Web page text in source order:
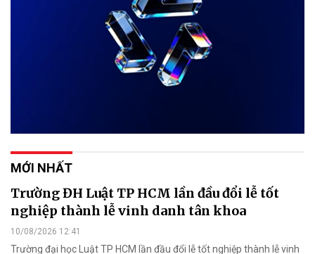
MỚI NHẤT
Trường ĐH Luật TP HCM lần đầu đổi lễ tốt
nghiệp thành lễ vinh danh tân khoa
10/08/2026 12:41
Trường đại học Luật TP HCM lần đầu đổi lễ tốt nghiệp thành lễ vinh